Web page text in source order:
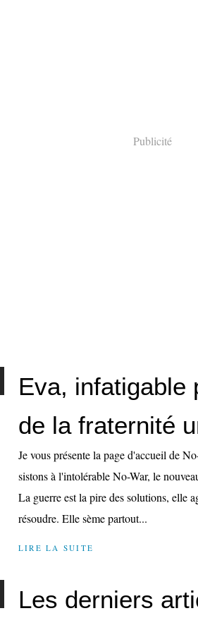
Publicité
Eva, infatigable
de la fraternité
Je vous présente la page d'accueil de
sistons à l'intolérable No-War, le
La guerre est la pire des solutions, elle
résoudre. Elle sème partout...
LIRE LA SUITE
Les derniers